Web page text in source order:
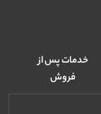
خدمات پس از
فروش